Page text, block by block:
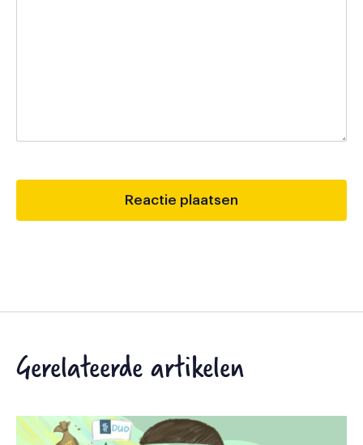
Gerelateerde artikelen